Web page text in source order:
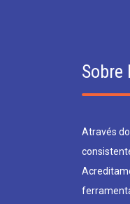
Sobre
Através